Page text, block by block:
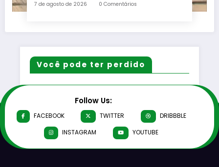
7 de agosto de 2026 0 Comentários
Você pode ter perdido
Follow Us:
FACEBOOK TWITTER
DRIBBBLE
INSTAGRAM
YOUTUBE